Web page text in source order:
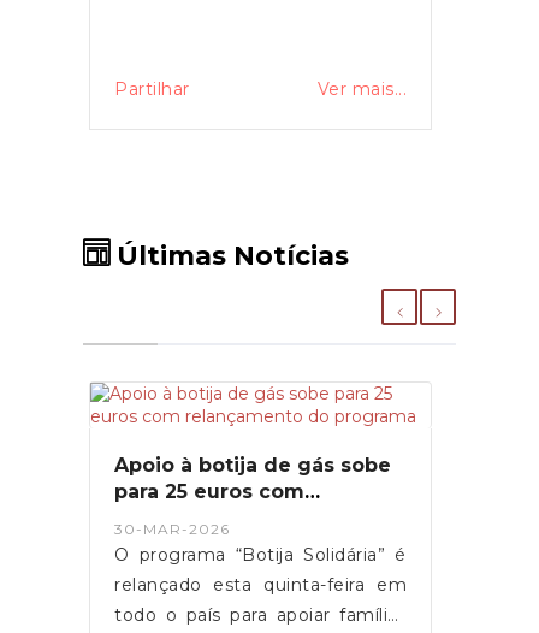
Partilhar Ver mais...
Últimas Notícias
Apoio à botija de gás sobe
para 25 euros com
30-MAR-2026
O programa “Botija Solidária” é
relançado esta quinta-feira em
todo o país para apoiar famílias